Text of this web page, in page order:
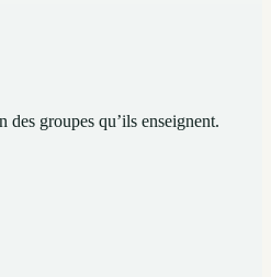
groupes qu’ils enseignent.